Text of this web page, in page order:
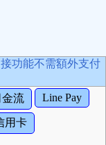
功能不需額外支付
金流 Line Pay
用卡